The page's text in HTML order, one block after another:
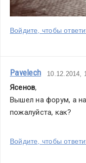
Войдите, чтобы
Pavelech 10.12.2014,
Ясенов,
Вышел на форум, а
пожалуйста, как?
Войдите, чтобы